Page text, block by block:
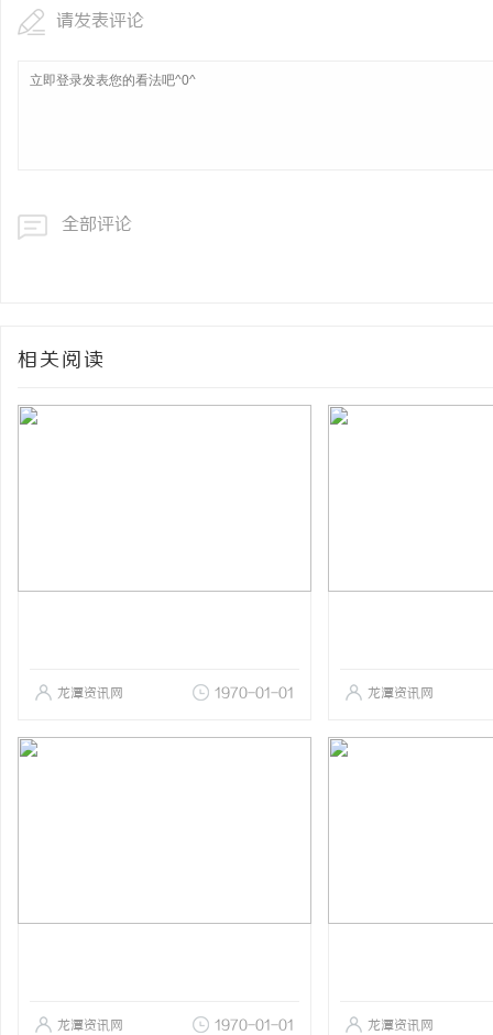
请发表评论
全部评论
相关阅读
龙潭资讯网 1970-01-01 龙潭资讯网
龙潭资讯网 1970-01-01 龙潭资讯网